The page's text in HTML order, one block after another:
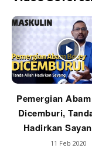
Pemergian
Dicemburi,
Hadirkan
11 Feb 2020